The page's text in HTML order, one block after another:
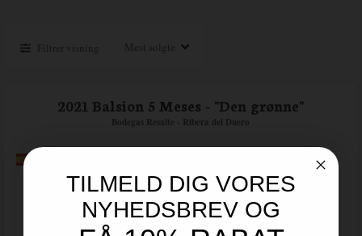
Filtrer visning
2021 Balsion 5 Meses - "Den grønne"
Bodegas Resalte - Ribera del Duero
TILMELD DIG VORES
NYHEDSBREV OG